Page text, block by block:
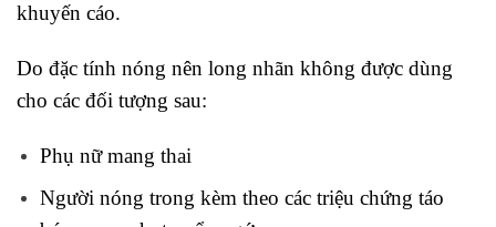
khuyến cáo.
Do đặc tính nóng nên long nhãn không được dùng
cho các đối tượng sau:
Phụ nữ mang thai
Người nóng trong kèm theo các triệu chứng táo